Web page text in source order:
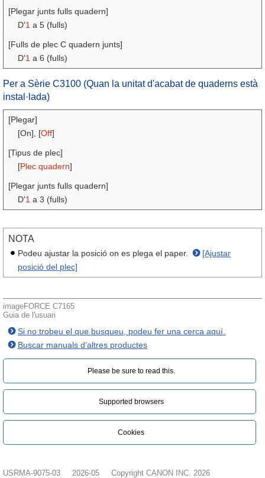
[Plegar junts fulls quadern]
D'1 a 5 (fulls)
[Fulls de plec C quadern junts]
D'1 a 6 (fulls)
Per a Sèrie C3100 (Quan la unitat d'acabat de quaderns està
instal·lada)
[Plegar]
[On], [Off]
[Tipus de plec]
[Plec quadern]
[Plegar junts fulls quadern]
D'1 a 3 (fulls)
NOTA
Podeu ajustar la posició on es plega el paper.
[Ajustar
posició del plec]
imageFORCE C7165
Guia de l'usuari
Si no trobeu el que busqueu, podeu fer una cerca aquí.
Buscar manuals d’altres productes
Please be sure to read this.‎
Supported browsers
Cookies
USRMA-9075-03 2026-05 Copyright CANON INC. 2026